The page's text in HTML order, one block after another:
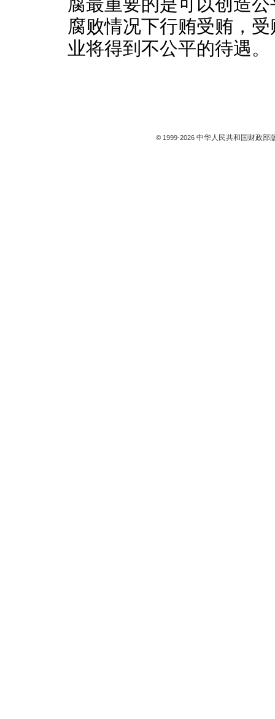
腐最重要的是可以创造
腐败情况下行贿受贿，
业将得到不公平的待遇。
© 1999-2026 中华人民共和国财政部